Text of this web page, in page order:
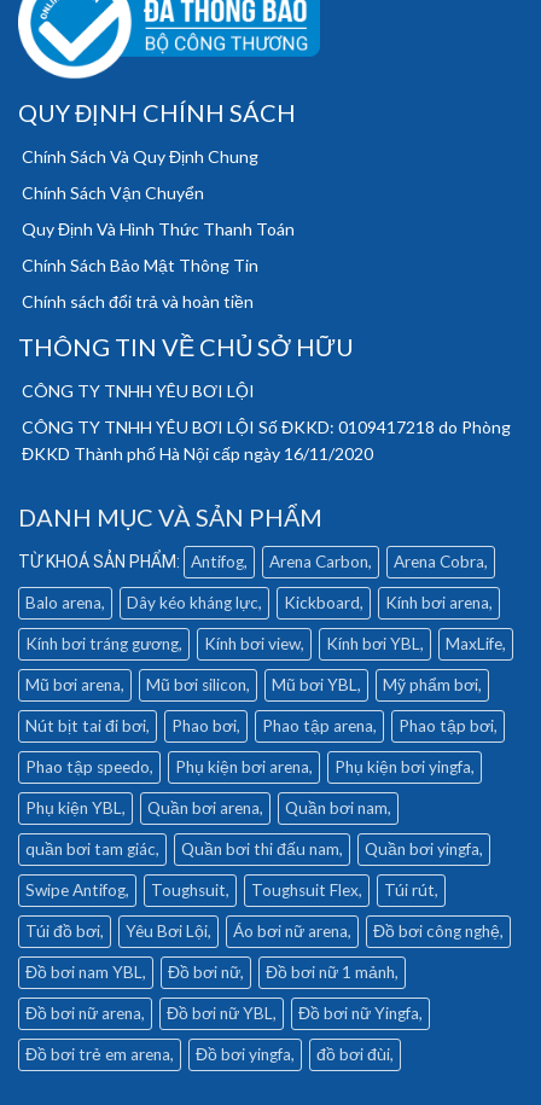
QUY ĐỊNH CHÍNH SÁCH
Chính Sách Và Quy Định Chung
Chính Sách Vận Chuyển
Quy Định Và Hình Thức Thanh Toán
Chính Sách Bảo Mật Thông Tin
Chính sách đổi trả và hoàn tiền
THÔNG TIN VỀ CHỦ SỞ HỮU
CÔNG TY TNHH YÊU BƠI LỘI
CÔNG TY TNHH YÊU BƠI LỘI Số ĐKKD: 0109417218 do Phòng
ĐKKD Thành phố Hà Nội cấp ngày 16/11/2020
DANH MỤC VÀ SẢN PHẨM
Antifog Arena Carbon Arena Cobra
Balo arena Dây kéo kháng lực Kickboard Kính bơi arena
Kính bơi tráng gương Kính bơi view Kính bơi YBL MaxLife
Mũ bơi arena Mũ bơi silicon Mũ bơi YBL Mỹ phẩm bơi
Nút bịt tai đi bơi Phao bơi Phao tập arena Phao tập bơi
Phao tập speedo Phụ kiện bơi arena Phụ kiện bơi yingfa
Phụ kiện YBL Quần bơi arena Quần bơi nam
quần bơi tam giác Quần bơi thi đấu nam Quần bơi yingfa
Swipe Antifog Toughsuit Toughsuit Flex Túi rút
Túi đồ bơi Yêu Bơi Lội Áo bơi nữ arena Đồ bơi công nghệ
Đồ bơi nam YBL Đồ bơi nữ Đồ bơi nữ 1 mảnh
Đồ bơi nữ arena Đồ bơi nữ YBL Đồ bơi nữ Yingfa
Đồ bơi trẻ em arena Đồ bơi yingfa đồ bơi đùi